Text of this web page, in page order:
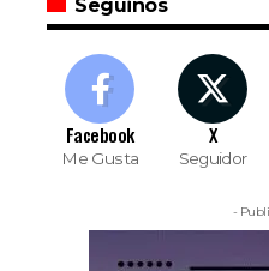
Seguinos
Facebook
Me Gusta
X
Seguidor
-